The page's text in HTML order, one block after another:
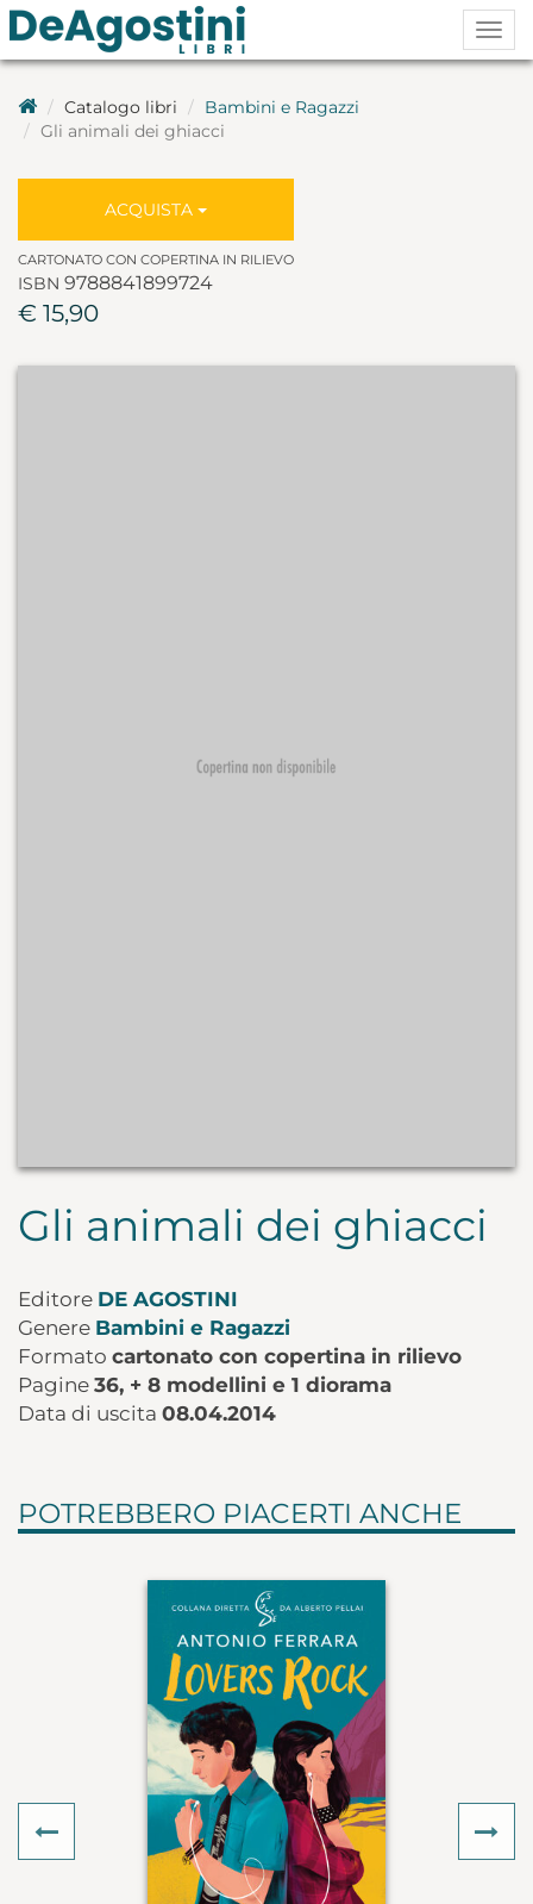
Catalogo libri
Bambini e Ragazzi
Gli animali dei ghiacci
ACQUISTA
CARTONATO CON COPERTINA IN RILIEVO
ISBN 9788841899724
€ 15,90
Gli animali dei ghiacci
Editore DE AGOSTINI
Genere Bambini e Ragazzi
Formato cartonato con copertina in rilievo
Pagine 36, + 8 modellini e 1 diorama
Data di uscita 08.04.2014
POTREBBERO PIACERTI ANCHE
Previous